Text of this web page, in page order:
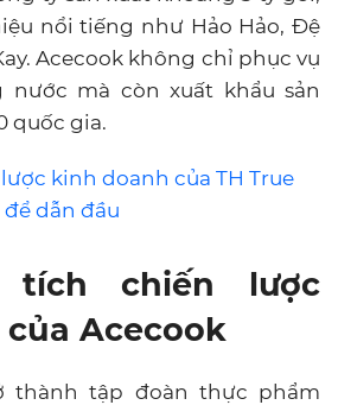
nổi tiếng như Hảo Hảo, Đệ
Acecook không chỉ phục vụ
mà còn xuất khẩu sản
quốc gia.
kinh doanh của TH True
dẫn đầu
tích chiến lược
Acecook
thành tập đoàn thực phẩm